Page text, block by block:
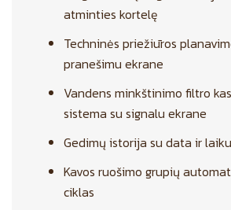
atminties kortelę
Techninės priežiūros
pranešimu ekrane
Vandens minkštinimo filtro
sistema su signalu ekrane
Gedimų istorija su data ir laiku
Kavos ruošimo grupių
ciklas